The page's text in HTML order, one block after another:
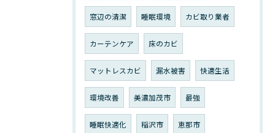
窓辺の清潔 睡眠環境 カビ取り業者
カーテンケア 床のカビ
マットレスカビ 漏水被害 快適生活
環境改善 美濃加茂市 最強
睡眠快適化 稲沢市 恵那市